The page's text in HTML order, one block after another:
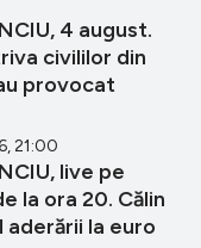
4 august.
civililor din
provocat
21:00
live pe
la ora 20. Călin
aderării la euro